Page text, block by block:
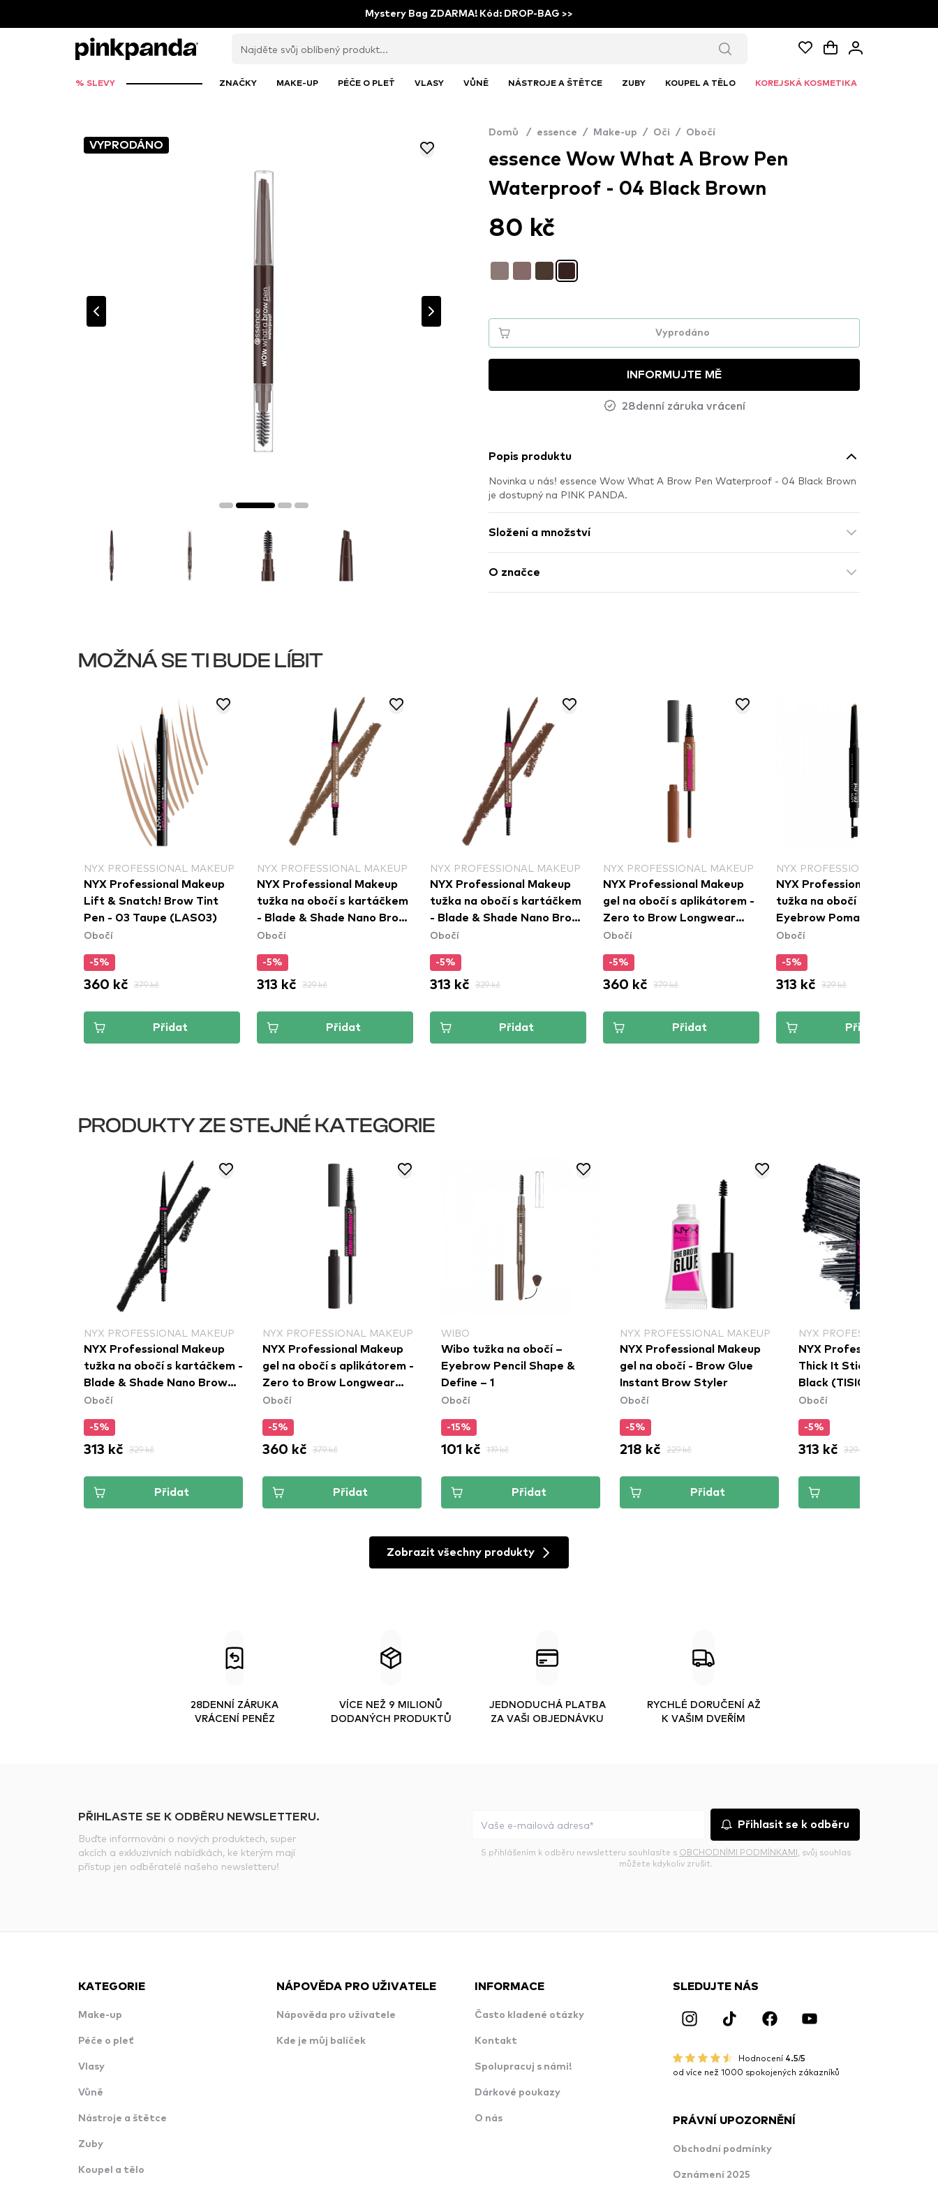
Mystery Bag ZDARMA! Kód: DROP-BAG >>
% SLEVY ZNAČKY MAKE-UP PÉČE O PLEŤ VLASY VŮNĚ NÁSTROJE A ŠTĚTCE ZUBY KOUPEL A TĚLO KOREJSKÁ KOSMETIKA
VYPRODÁNO
Domů / essence / Make-up / Oči / Obočí
essence Wow What A Brow Pen
Waterproof - 04 Black Brown
80 kč
Vyprodáno
INFORMUJTE MĚ
28denní záruka vrácení
Popis produktu
Novinka u nás! essence Wow What A Brow Pen Waterproof - 04 Black Brown
je dostupný na PINK PANDA.
Složení a množství
O značce
MOŽNÁ SE TI BUDE LÍBIT
NYX PROFESSIONAL MAKEUP
NYX Professional Makeup
Lift & Snatch! Brow Tint
Pen - 03 Taupe (LAS03)
Obočí
-5%
360 kč 379 kč
Přidat
NYX PROFESSIONAL MAKEUP
NYX Professional Makeup
tužka na obočí s kartáčkem
- Blade & Shade Nano Brow
Pencil - 04 Taupe
Obočí
-5%
313 kč 329 kč
Přidat
NYX PROFESSIONAL MAKEUP
NYX Professional Makeup
tužka na obočí s kartáčkem
- Blade & Shade Nano Brow
Pencil - 08 Chocolate
Obočí
-5%
313 kč 329 kč
Přidat
NYX PROFESSIONAL MAKEUP
NYX Professional Makeup
gel na obočí s aplikátorem -
Zero to Brow Longwear
Brow Gel - Auburn
Obočí
-5%
360 kč 379 kč
Přidat
NYX PROFESSIONAL MAKEUP
NYX Professional Makeup
tužka na obočí - Fill & Fluff
Eyebrow Pomade Pencil -
Blonde (FFEP01)
Obočí
-5%
313 kč 329 kč
Přidat
PRODUKTY ZE STEJNÉ KATEGORIE
NYX PROFESSIONAL MAKEUP
NYX Professional Makeup
tužka na obočí s kartáčkem -
Blade & Shade Nano Brow
Pencil - 12 Black
Obočí
-5%
313 kč 329 kč
Přidat
NYX PROFESSIONAL MAKEUP
NYX Professional Makeup
gel na obočí s aplikátorem -
Zero to Brow Longwear
Brow Gel - Black (ZTBG08)
Obočí
-5%
360 kč 379 kč
Přidat
WIBO
Wibo tužka na obočí –
Eyebrow Pencil Shape &
Define – 1
Obočí
-15%
101 kč 119 kč
Přidat
NYX PROFESSIONAL MAKEUP
NYX Professional Makeup
gel na obočí - Brow Glue
Instant Brow Styler
Obočí
-5%
218 kč 229 kč
Přidat
NYX PROFESSIONAL
NYX Professional
Thick It Stick It! Brow
Black (TISI08)
Obočí
-5%
313 kč 329 kč
Zobrazit všechny produkty
28DENNÍ ZÁRUKA
VRÁCENÍ PENĚZ
VÍCE NEŽ 9 MILIONŮ
DODANÝCH PRODUKTŮ
JEDNODUCHÁ PLATBA
ZA VAŠI OBJEDNÁVKU
RYCHLÉ DORUČENÍ AŽ
K VAŠIM DVEŘÍM
PŘIHLASTE SE K ODBĚRU NEWSLETTERU.
Buďte informováni o nových produktech, super
akcích a exkluzivních nabídkách, ke kterým mají
přístup jen odběratelé našeho newsletteru!
Přihlasit se k odběru
S přihlášením k odběru newsletteru souhlasíte s OBCHODNÍMI PODMÍNKAMI , svůj souhlas
můžete kdykoliv zrušit.
KATEGORIE
Make-up
Péče o pleť
Vlasy
Vůně
Nástroje a štětce
Zuby
Koupel a tělo
NÁPOVĚDA PRO UŽIVATELE
Nápověda pro uživatele
Kde je můj balíček
INFORMACE
Často kladené otázky
Kontakt
Spolupracuj s námi!
Dárkové poukazy
O nás
SLEDUJTE NÁS
Hodnocení 4.5/5
od více než 1000 spokojených zákazníků
PRÁVNÍ UPOZORNĚNÍ
Obchodní podmínky
Oznámení 2025